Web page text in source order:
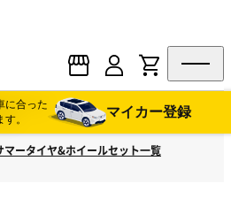
に合った
。
マイカー登録
マータイヤ&ホイールセット一覧